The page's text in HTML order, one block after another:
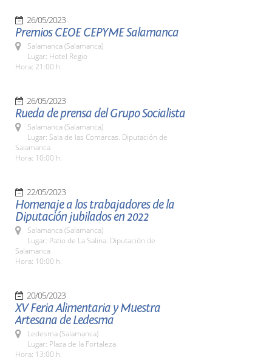
26/05/2023
Premios CEOE CEPYME Salamanca
Salamanca (Salamanca)
Lugar: Hotel Regio
Hora: 21:00 h.
26/05/2023
Rueda de prensa del Grupo Socialista
Salamanca (Salamanca)
Lugar: Sala de las Comarcas. Diputación de
Salamanca
Hora: 10:00 h.
22/05/2023
Homenaje a los trabajadores de la
Diputación jubilados en 2022
Salamanca (Salamanca)
Lugar: Patio de La Salina. Diputación de
Salamanca
Hora: 10:00 h.
20/05/2023
XV Feria Alimentaria y Muestra
Artesana de Ledesma
Ledesma (Salamanca)
Lugar: Plaza de la Fortaleza
Hora: 13:00 h.